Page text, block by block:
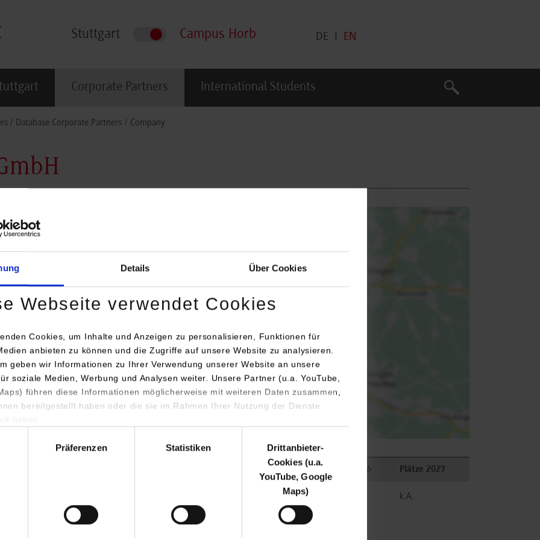
Details Über Cookies
Webseite verwendet Cookies
Cookies, um Inhalte und Anzeigen zu personalisieren, Funktionen für
anbieten zu können und die Zugriffe auf unsere Website zu analysieren.
geben wir Informationen zu Ihrer Verwendung unserer Website an unsere
soziale Medien, Werbung und Analysen weiter. Unsere Partner (u.a. YouTube,
führen diese Informationen möglicherweise mit weiteren Daten zusammen,
bereitgestellt haben oder die sie im Rahmen Ihrer Nutzung der Dienste
Präferenzen Statistiken
Drittanbieter-
Cookies (u.a.
YouTube, Google
Maps)
Stuttgart Campus Horb DE EN
Corporate Partners International Students
Search
Search
Database Corporate Partners Company
the map is activated, data is automatically transferred to Google Maps.
Information ondata protection
Activate permanently Activate once
Plätze 2026 Plätze 2027
Hertzstr. 16
71083
k.A.